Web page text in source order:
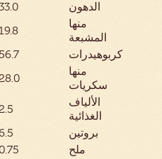
الدهون
g 33.0
منها
المشبعة
g 19.8
كربوهيدرات
g 56.7
منها
سكريات
g 28.0
الألياف
الغذائية
g 2.5
بروتين
g 6.5
ملح
g 0.75